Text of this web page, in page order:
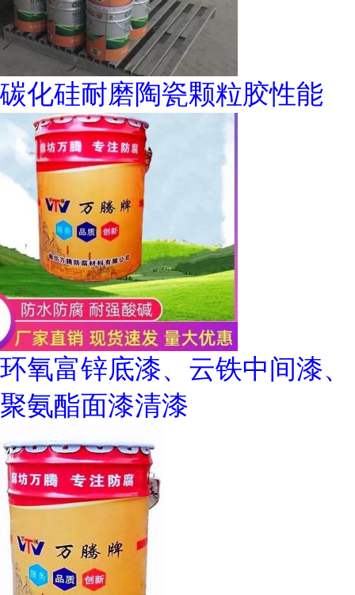
碳化硅耐磨陶瓷颗粒胶性能
环氧富锌底漆、云铁中间漆、
聚氨酯面漆清漆